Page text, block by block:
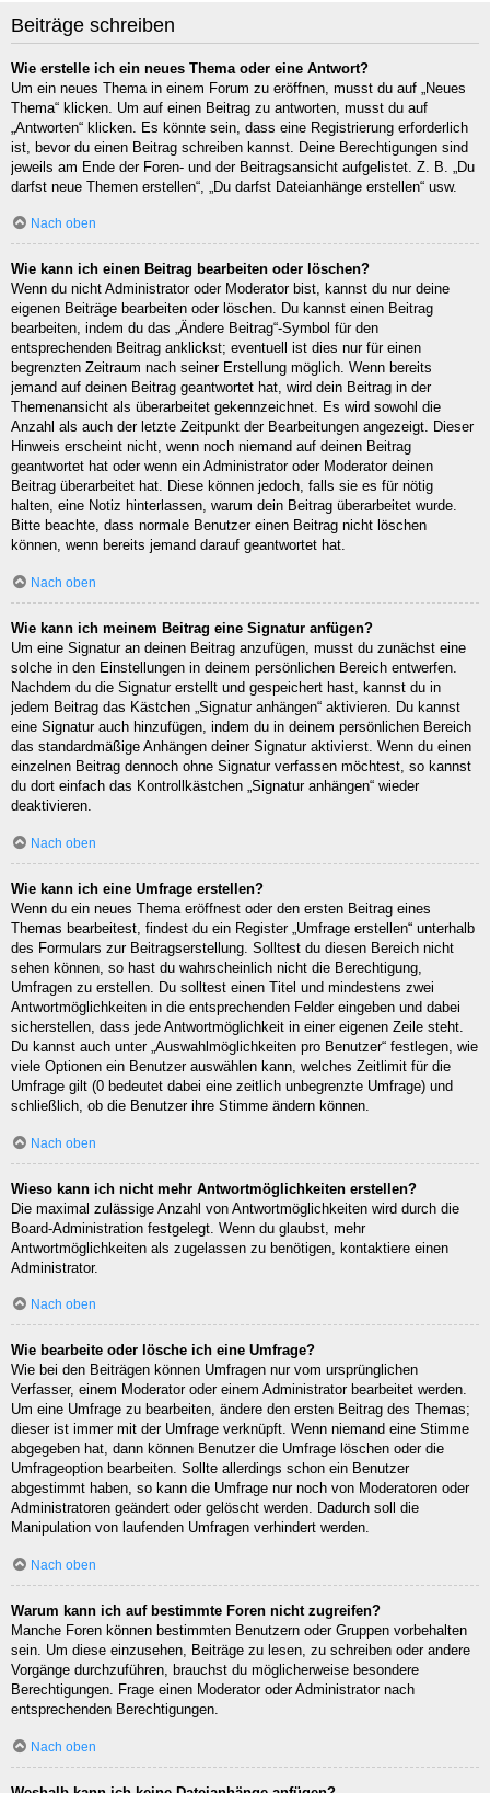
Beiträge schreiben
Wie erstelle ich ein neues Thema oder eine Antwort?
Um ein neues Thema in einem Forum zu eröffnen, musst du auf „Neues
Thema“ klicken. Um auf einen Beitrag zu antworten, musst du auf
„Antworten“ klicken. Es könnte sein, dass eine Registrierung erforderlich
ist, bevor du einen Beitrag schreiben kannst. Deine Berechtigungen sind
jeweils am Ende der Foren- und der Beitragsansicht aufgelistet. Z. B. „Du
darfst neue Themen erstellen“, „Du darfst Dateianhänge erstellen“ usw.
Nach oben
Wie kann ich einen Beitrag bearbeiten oder löschen?
Wenn du nicht Administrator oder Moderator bist, kannst du nur deine
eigenen Beiträge bearbeiten oder löschen. Du kannst einen Beitrag
bearbeiten, indem du das „Ändere Beitrag“-Symbol für den
entsprechenden Beitrag anklickst; eventuell ist dies nur für einen
begrenzten Zeitraum nach seiner Erstellung möglich. Wenn bereits
jemand auf deinen Beitrag geantwortet hat, wird dein Beitrag in der
Themenansicht als überarbeitet gekennzeichnet. Es wird sowohl die
Anzahl als auch der letzte Zeitpunkt der Bearbeitungen angezeigt. Dieser
Hinweis erscheint nicht, wenn noch niemand auf deinen Beitrag
geantwortet hat oder wenn ein Administrator oder Moderator deinen
Beitrag überarbeitet hat. Diese können jedoch, falls sie es für nötig
halten, eine Notiz hinterlassen, warum dein Beitrag überarbeitet wurde.
Bitte beachte, dass normale Benutzer einen Beitrag nicht löschen
können, wenn bereits jemand darauf geantwortet hat.
Nach oben
Wie kann ich meinem Beitrag eine Signatur anfügen?
Um eine Signatur an deinen Beitrag anzufügen, musst du zunächst eine
solche in den Einstellungen in deinem persönlichen Bereich entwerfen.
Nachdem du die Signatur erstellt und gespeichert hast, kannst du in
jedem Beitrag das Kästchen „Signatur anhängen“ aktivieren. Du kannst
eine Signatur auch hinzufügen, indem du in deinem persönlichen Bereich
das standardmäßige Anhängen deiner Signatur aktivierst. Wenn du einen
einzelnen Beitrag dennoch ohne Signatur verfassen möchtest, so kannst
du dort einfach das Kontrollkästchen „Signatur anhängen“ wieder
deaktivieren.
Nach oben
Wie kann ich eine Umfrage erstellen?
Wenn du ein neues Thema eröffnest oder den ersten Beitrag eines
Themas bearbeitest, findest du ein Register „Umfrage erstellen“ unterhalb
des Formulars zur Beitragserstellung. Solltest du diesen Bereich nicht
sehen können, so hast du wahrscheinlich nicht die Berechtigung,
Umfragen zu erstellen. Du solltest einen Titel und mindestens zwei
Antwortmöglichkeiten in die entsprechenden Felder eingeben und dabei
sicherstellen, dass jede Antwortmöglichkeit in einer eigenen Zeile steht.
Du kannst auch unter „Auswahlmöglichkeiten pro Benutzer“ festlegen, wie
viele Optionen ein Benutzer auswählen kann, welches Zeitlimit für die
Umfrage gilt (0 bedeutet dabei eine zeitlich unbegrenzte Umfrage) und
schließlich, ob die Benutzer ihre Stimme ändern können.
Nach oben
Wieso kann ich nicht mehr Antwortmöglichkeiten erstellen?
Die maximal zulässige Anzahl von Antwortmöglichkeiten wird durch die
Board-Administration festgelegt. Wenn du glaubst, mehr
Antwortmöglichkeiten als zugelassen zu benötigen, kontaktiere einen
Administrator.
Nach oben
Wie bearbeite oder lösche ich eine Umfrage?
Wie bei den Beiträgen können Umfragen nur vom ursprünglichen
Verfasser, einem Moderator oder einem Administrator bearbeitet werden.
Um eine Umfrage zu bearbeiten, ändere den ersten Beitrag des Themas;
dieser ist immer mit der Umfrage verknüpft. Wenn niemand eine Stimme
abgegeben hat, dann können Benutzer die Umfrage löschen oder die
Umfrageoption bearbeiten. Sollte allerdings schon ein Benutzer
abgestimmt haben, so kann die Umfrage nur noch von Moderatoren oder
Administratoren geändert oder gelöscht werden. Dadurch soll die
Manipulation von laufenden Umfragen verhindert werden.
Nach oben
Warum kann ich auf bestimmte Foren nicht zugreifen?
Manche Foren können bestimmten Benutzern oder Gruppen vorbehalten
sein. Um diese einzusehen, Beiträge zu lesen, zu schreiben oder andere
Vorgänge durchzuführen, brauchst du möglicherweise besondere
Berechtigungen. Frage einen Moderator oder Administrator nach
entsprechenden Berechtigungen.
Nach oben